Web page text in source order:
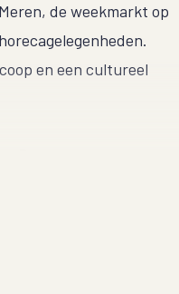
de weekmarkt op
en een cultureel
maar ook in de
met de auto,